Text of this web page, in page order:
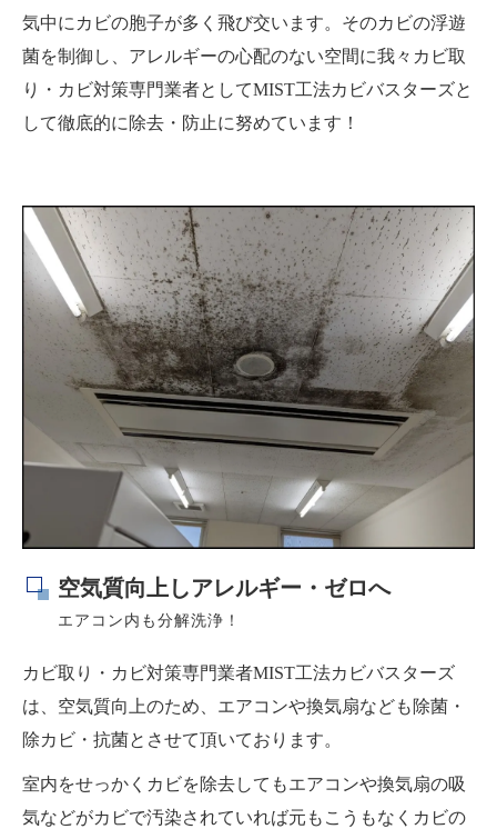
気中にカビの胞子が多く飛び交います。そのカビの浮遊
菌を制御し、アレルギーの心配のない空間に我々カビ取
り・カビ対策専門業者としてMIST工法カビバスターズと
して徹底的に除去・防止に努めています！
空気質向上しアレルギー・ゼロへ
エアコン内も分解洗浄！
カビ取り・カビ対策専門業者MIST工法カビバスターズ
は、空気質向上のため、エアコンや換気扇なども除菌・
除カビ・抗菌とさせて頂いております。
室内をせっかくカビを除去してもエアコンや換気扇の吸
気などがカビで汚染されていれば元もこうもなくカビの